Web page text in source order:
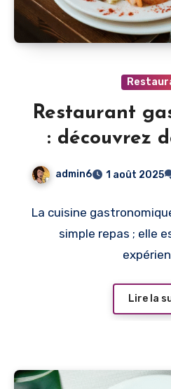
Restaurant
: découvrez
admin6 1 août 2025
La cuisine
simple repas ; elle
Lire la